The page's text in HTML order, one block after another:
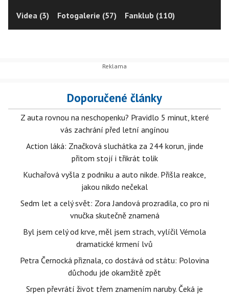
Videa (3) Fotogalerie (57) Fanklub (110)
Doporučené články
Z auta rovnou na neschopenku? Pravidlo 5 minut, které
vás zachrání před letní angínou
Action láká: Značková sluchátka za 244 korun, jinde
přitom stojí i třikrát tolik
Kuchařová vyšla z podniku a auto nikde. Přišla reakce,
jakou nikdo nečekal
Sedm let a celý svět: Zora Jandová prozradila, co pro ni
vnučka skutečně znamená
Byl jsem celý od krve, měl jsem strach, vylíčil Vémola
dramatické krmení lvů
Petra Černocká přiznala, co dostává od státu: Polovina
důchodu jde okamžitě zpět
Srpen převrátí život třem znamením naruby. Čeká je